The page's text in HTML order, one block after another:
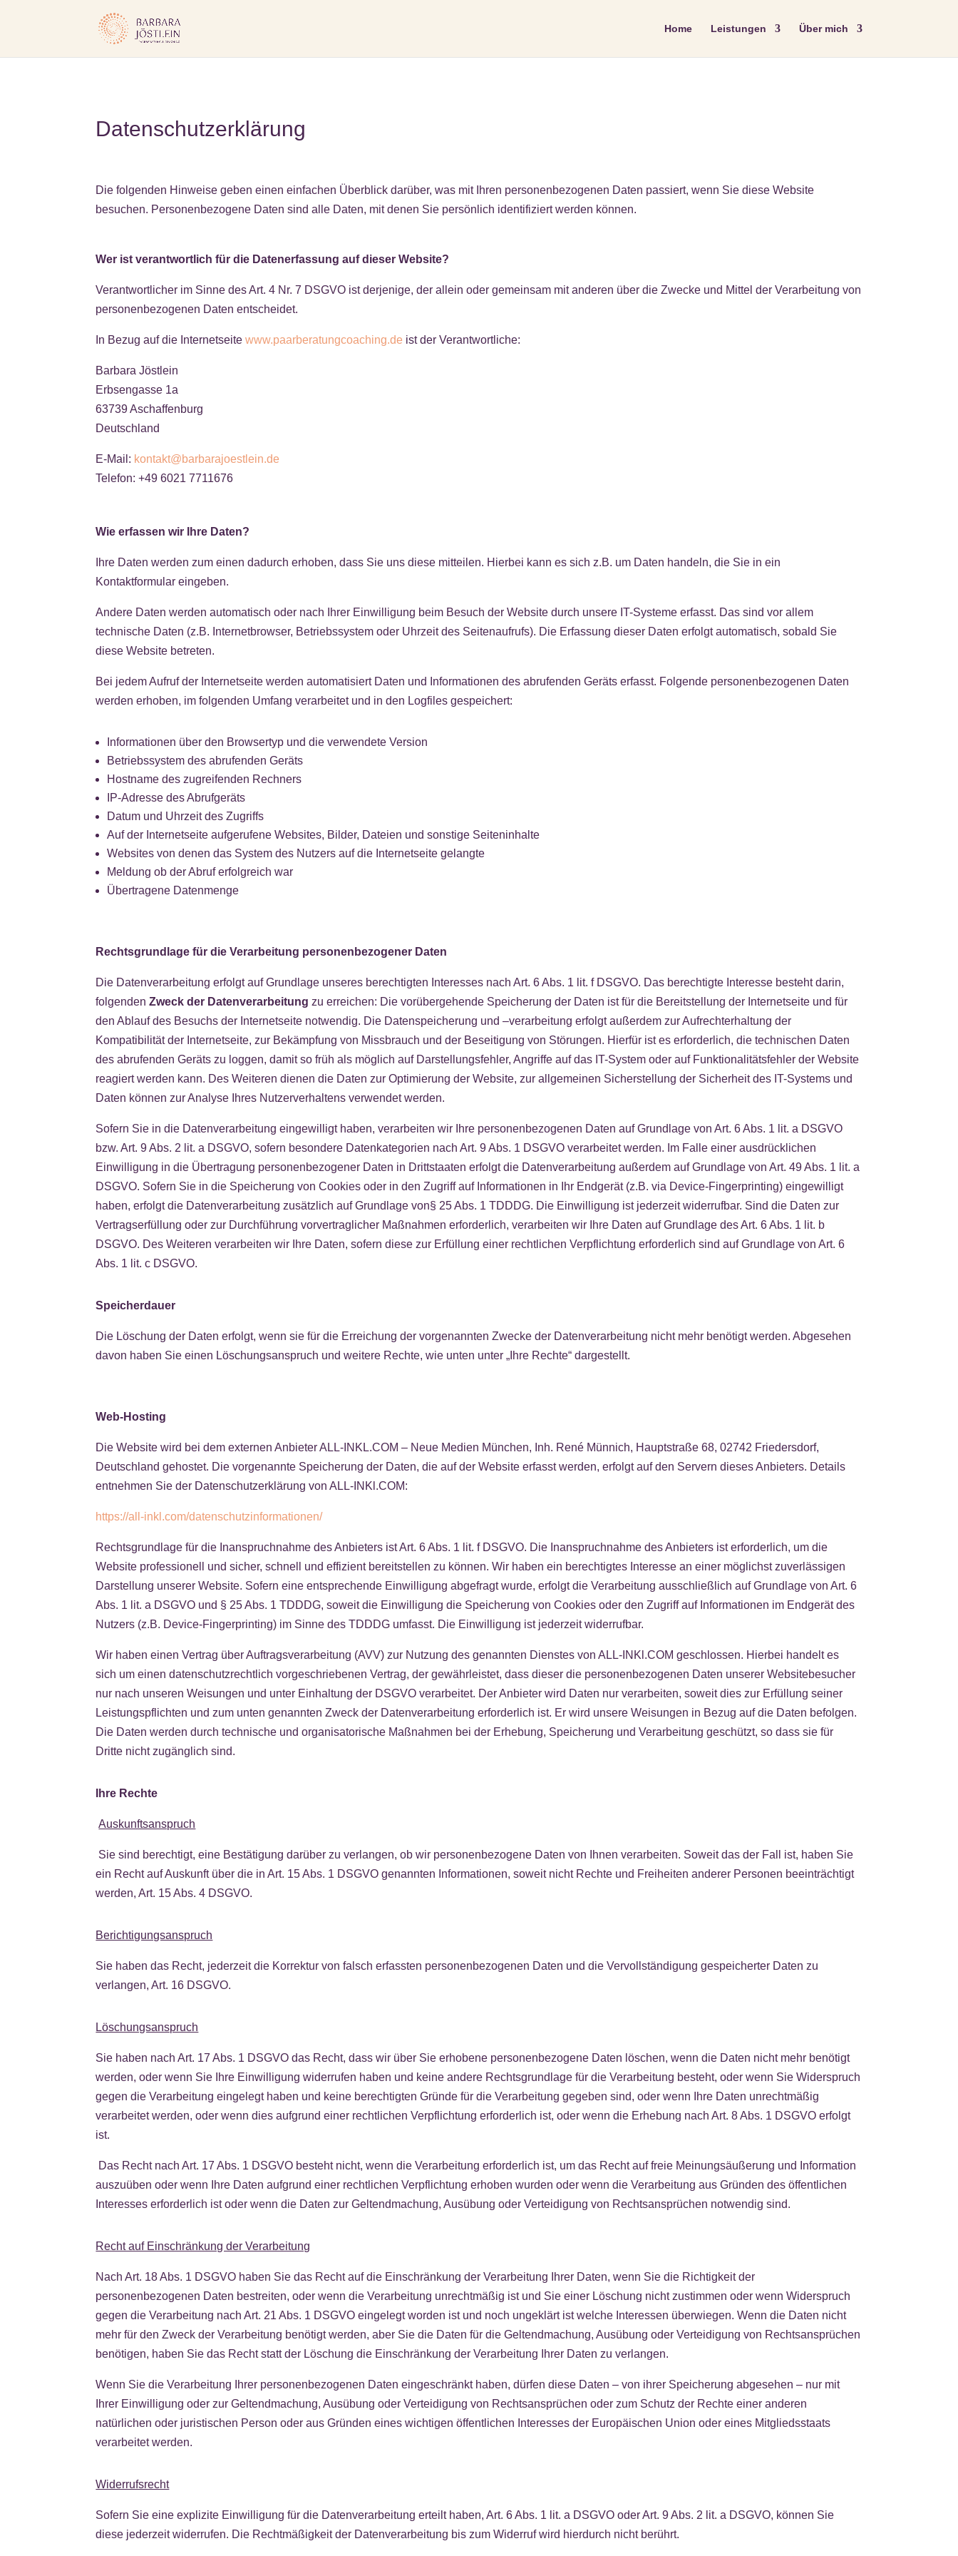
Home Leistungen Über mich
Datenschutzerklärung
Die folgenden Hinweise geben einen einfachen Überblick darüber, was mit Ihren personenbezogenen Daten passiert, wenn Sie diese Website
besuchen. Personenbezogene Daten sind alle Daten, mit denen Sie persönlich identifiziert werden können.
Wer ist verantwortlich für die Datenerfassung auf dieser Website?
Verantwortlicher im Sinne des Art. 4 Nr. 7 DSGVO ist derjenige, der allein oder gemeinsam mit anderen über die Zwecke und Mittel der Verarbeitung von
personenbezogenen Daten entscheidet.
In Bezug auf die Internetseitewww.paarberatungcoaching.de ist der Verantwortliche:
Barbara Jöstlein
Erbsengasse 1a
63739 Aschaffenburg
Deutschland
E-Mail: kontakt@barbarajoestlein.de
Telefon: +49 6021 7711676
Wie erfassen wir Ihre Daten?
Ihre Daten werden zum einen dadurch erhoben, dass Sie uns diese mitteilen. Hierbei kann es sich z.B. um Daten handeln, die Sie in ein
Kontaktformular eingeben.
Andere Daten werden automatisch oder nach Ihrer Einwilligung beim Besuch der Website durch unsere IT-Systeme erfasst. Das sind vor allem
technische Daten (z.B. Internetbrowser, Betriebssystem oder Uhrzeit des Seitenaufrufs). Die Erfassung dieser Daten erfolgt automatisch, sobald Sie
diese Website betreten.
Bei jedem Aufruf der Internetseite werden automatisiert Daten und Informationen des abrufenden Geräts erfasst. Folgende personenbezogenen Daten
werden erhoben, im folgenden Umfang verarbeitet und in den Logfiles gespeichert:
Informationen über den Browsertyp und die verwendete Version
Betriebssystem des abrufenden Geräts
Hostname des zugreifenden Rechners
IP-Adresse des Abrufgeräts
Datum und Uhrzeit des Zugriffs
Auf der Internetseite aufgerufene Websites, Bilder, Dateien und sonstige Seiteninhalte
Websites von denen das System des Nutzers auf die Internetseite gelangte
Meldung ob der Abruf erfolgreich war
Übertragene Datenmenge
Rechtsgrundlage für die Verarbeitung personenbezogener Daten
Die Datenverarbeitung erfolgt auf Grundlage unseres berechtigten Interesses nach Art. 6 Abs. 1 lit. f DSGVO. Das berechtigte Interesse besteht darin,
folgendenZweck der Datenverarbeitungzu erreichen: Die vorübergehende Speicherung der Daten ist für die Bereitstellung der Internetseite und für
den Ablauf des Besuchs der Internetseite notwendig. Die Datenspeicherung und –verarbeitung erfolgt außerdem zur Aufrechterhaltung der
Kompatibilität der Internetseite, zur Bekämpfung von Missbrauch und der Beseitigung von Störungen. Hierfür ist es erforderlich, die technischen Daten
des abrufenden Geräts zu loggen, damit so früh als möglich auf Darstellungsfehler, Angriffe auf das IT-System oder auf Funktionalitätsfehler der Website
reagiert werden kann. Des Weiteren dienen die Daten zur Optimierung der Website, zur allgemeinen Sicherstellung der Sicherheit des IT-Systems und
Daten können zur Analyse Ihres Nutzerverhaltens verwendet werden.
Sofern Sie in die Datenverarbeitung eingewilligt haben, verarbeiten wir Ihre personenbezogenen Daten auf Grundlage von Art. 6 Abs. 1 lit. a DSGVO
bzw. Art. 9 Abs. 2 lit. a DSGVO, sofern besondere Datenkategorien nach Art. 9 Abs. 1 DSGVO verarbeitet werden. Im Falle einer ausdrücklichen
Einwilligung in die Übertragung personenbezogener Daten in Drittstaaten erfolgt die Datenverarbeitung außerdem auf Grundlage von Art. 49 Abs. 1 lit. a
DSGVO. Sofern Sie in die Speicherung von Cookies oder in den Zugriff auf Informationen in Ihr Endgerät (z.B. via Device-Fingerprinting) eingewilligt
haben, erfolgt die Datenverarbeitung zusätzlich auf Grundlage von§ 25 Abs. 1 TDDDG. Die Einwilligung ist jederzeit widerrufbar. Sind die Daten zur
Vertragserfüllung oder zur Durchführung vorvertraglicher Maßnahmen erforderlich, verarbeiten wir Ihre Daten auf Grundlage des Art. 6 Abs. 1 lit. b
DSGVO. Des Weiteren verarbeiten wir Ihre Daten, sofern diese zur Erfüllung einer rechtlichen Verpflichtung erforderlich sind auf Grundlage von Art. 6
Abs. 1 lit. c DSGVO.
Speicherdauer
Die Löschung der Daten erfolgt, wenn sie für die Erreichung der vorgenannten Zwecke der Datenverarbeitung nicht mehr benötigt werden. Abgesehen
davon haben Sie einen Löschungsanspruch und weitere Rechte, wie unten unter „Ihre Rechte“ dargestellt.
Web-Hosting
Die Website wird bei dem externen Anbieter ALL-INKL.COM – Neue Medien München, Inh. René Münnich, Hauptstraße 68, 02742 Friedersdorf,
Deutschland gehostet. Die vorgenannte Speicherung der Daten, die auf der Website erfasst werden, erfolgt auf den Servern dieses Anbieters. Details
entnehmen Sie der Datenschutzerklärung von ALL-INKl.COM:
https://all-inkl.com/datenschutzinformationen/
Rechtsgrundlage für die Inanspruchnahme des Anbieters ist Art. 6 Abs. 1 lit. f DSGVO. Die Inanspruchnahme des Anbieters ist erforderlich, um die
Website professionell und sicher, schnell und effizient bereitstellen zu können. Wir haben ein berechtigtes Interesse an einer möglichst zuverlässigen
Darstellung unserer Website. Sofern eine entsprechende Einwilligung abgefragt wurde, erfolgt die Verarbeitung ausschließlich auf Grundlage von Art. 6
Abs. 1 lit. a DSGVO und § 25 Abs. 1 TDDDG, soweit die Einwilligung die Speicherung von Cookies oder den Zugriff auf Informationen im Endgerät des
Nutzers (z.B. Device-Fingerprinting) im Sinne des TDDDG umfasst. Die Einwilligung ist jederzeit widerrufbar.
Wir haben einen Vertrag über Auftragsverarbeitung (AVV) zur Nutzung des genannten Dienstes von ALL-INKl.COM geschlossen. Hierbei handelt es
sich um einen datenschutzrechtlich vorgeschriebenen Vertrag, der gewährleistet, dass dieser die personenbezogenen Daten unserer Websitebesucher
nur nach unseren Weisungen und unter Einhaltung der DSGVO verarbeitet. Der Anbieter wird Daten nur verarbeiten, soweit dies zur Erfüllung seiner
Leistungspflichten und zum unten genannten Zweck der Datenverarbeitung erforderlich ist. Er wird unsere Weisungen in Bezug auf die Daten befolgen.
Die Daten werden durch technische und organisatorische Maßnahmen bei der Erhebung, Speicherung und Verarbeitung geschützt, so dass sie für
Dritte nicht zugänglich sind.
Ihre Rechte
Auskunftsanspruch
Sie sind berechtigt, eine Bestätigung darüber zu verlangen, ob wir personenbezogene Daten von Ihnen verarbeiten. Soweit das der Fall ist, haben Sie
ein Recht auf Auskunft über die in Art. 15 Abs. 1 DSGVO genannten Informationen, soweit nicht Rechte und Freiheiten anderer Personen beeinträchtigt
werden, Art. 15 Abs. 4 DSGVO.
Berichtigungsanspruch
Sie haben das Recht, jederzeit die Korrektur von falsch erfassten personenbezogenen Daten und die Vervollständigung gespeicherter Daten zu
verlangen, Art. 16 DSGVO.
Löschungsanspruch
Sie haben nach Art. 17 Abs. 1 DSGVO das Recht, dass wir über Sie erhobene personenbezogene Daten löschen, wenn die Daten nicht mehr benötigt
werden, oder wenn Sie Ihre Einwilligung widerrufen haben und keine andere Rechtsgrundlage für die Verarbeitung besteht, oder wenn Sie Widerspruch
gegen die Verarbeitung eingelegt haben und keine berechtigten Gründe für die Verarbeitung gegeben sind, oder wenn Ihre Daten unrechtmäßig
verarbeitet werden, oder wenn dies aufgrund einer rechtlichen Verpflichtung erforderlich ist, oder wenn die Erhebung nach Art. 8 Abs. 1 DSGVO erfolgt
ist.
Das Recht nach Art. 17 Abs. 1 DSGVO besteht nicht, wenn die Verarbeitung erforderlich ist, um das Recht auf freie Meinungsäußerung und Information
auszuüben oder wenn Ihre Daten aufgrund einer rechtlichen Verpflichtung erhoben wurden oder wenn die Verarbeitung aus Gründen des öffentlichen
Interesses erforderlich ist oder wenn die Daten zur Geltendmachung, Ausübung oder Verteidigung von Rechtsansprüchen notwendig sind.
Recht auf Einschränkung der Verarbeitung
Nach Art. 18 Abs. 1 DSGVO haben Sie das Recht auf die Einschränkung der Verarbeitung Ihrer Daten, wenn Sie die Richtigkeit der
personenbezogenen Daten bestreiten, oder wenn die Verarbeitung unrechtmäßig ist und Sie einer Löschung nicht zustimmen oder wenn Widerspruch
gegen die Verarbeitung nach Art. 21 Abs. 1 DSGVO eingelegt worden ist und noch ungeklärt ist welche Interessen überwiegen. Wenn die Daten nicht
mehr für den Zweck der Verarbeitung benötigt werden, aber Sie die Daten für die Geltendmachung, Ausübung oder Verteidigung von Rechtsansprüchen
benötigen, haben Sie das Recht statt der Löschung die Einschränkung der Verarbeitung Ihrer Daten zu verlangen.
Wenn Sie die Verarbeitung Ihrer personenbezogenen Daten eingeschränkt haben, dürfen diese Daten – von ihrer Speicherung abgesehen – nur mit
Ihrer Einwilligung oder zur Geltendmachung, Ausübung oder Verteidigung von Rechtsansprüchen oder zum Schutz der Rechte einer anderen
natürlichen oder juristischen Person oder aus Gründen eines wichtigen öffentlichen Interesses der Europäischen Union oder eines Mitgliedsstaats
verarbeitet werden.
Widerrufsrecht
Sofern Sie eine explizite Einwilligung für die Datenverarbeitung erteilt haben, Art. 6 Abs. 1 lit. a DSGVO oder Art. 9 Abs. 2 lit. a DSGVO, können Sie
diese jederzeit widerrufen. Die Rechtmäßigkeit der Datenverarbeitung bis zum Widerruf wird hierdurch nicht berührt.